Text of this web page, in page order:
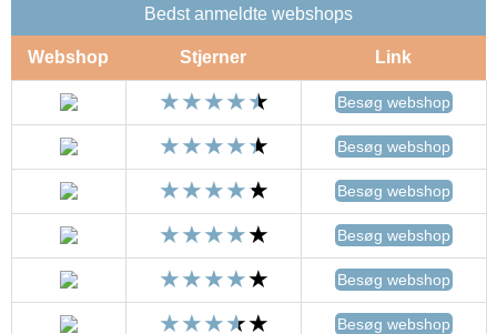
Bedst anmeldte webshops
Webshop Stjerner Link
Besøg webshop
Besøg webshop
Besøg webshop
Besøg webshop
Besøg webshop
Besøg webshop